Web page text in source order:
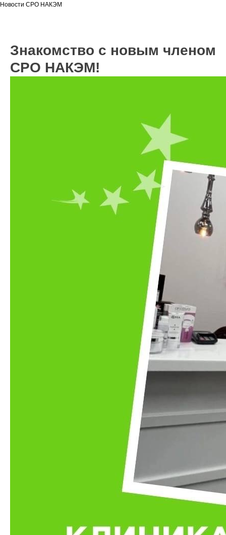
Новости СРО НАКЭМ
Знакомство с новым членом
СРО НАКЭМ!